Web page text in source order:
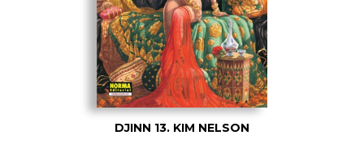
DJINN 13. KIM NELSON